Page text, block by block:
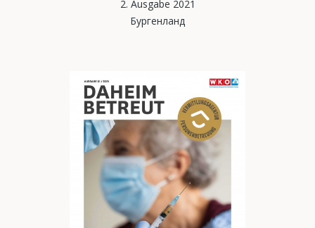
2. Ausgabe 2021
Бургенланд